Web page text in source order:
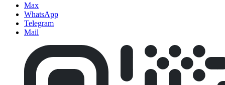
Max
WhatsApp
Telegram
Mail